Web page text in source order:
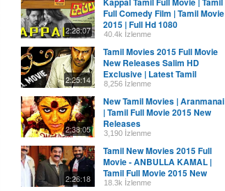
2:28:07
Full Comedy Film | Tamil Movie
2015 | Full Hd 1080
40.4k İzlenme
2:25:14
Tamil Movies 2015 Full Movie
New Releases Salim HD
Exclusive | Latest Tamil
Movies 2015 Full Movie
8,256 İzlenme
2:38:05
New Tamil Movies | Aranmanai
| Tamil Full Movie 2015 New
Releases
3,190 İzlenme
2:26:18
Tamil New Movies 2015 Full
Movie - ANBULLA KAMAL |
Tamil Full Movie 2015 New
Releases
18.3k İzlenme